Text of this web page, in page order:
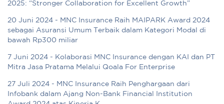
2025: “Stronger Collaboration for Excellent Growth”
20 Juni 2024 - MNC Insurance Raih MAIPARK Award 2024
sebagai Asuransi Umum Terbaik dalam Kategori Modal di
bawah Rp300 miliar
7 Juni 2024 - Kolaborasi MNC Insurance dengan KAI dan PT
Mitra Jasa Pratama Melalui Qoala For Enterprise
27 Juli 2024 - MNC Insurance Raih Penghargaan dari
Infobank dalam Ajang Non-Bank Financial Institution